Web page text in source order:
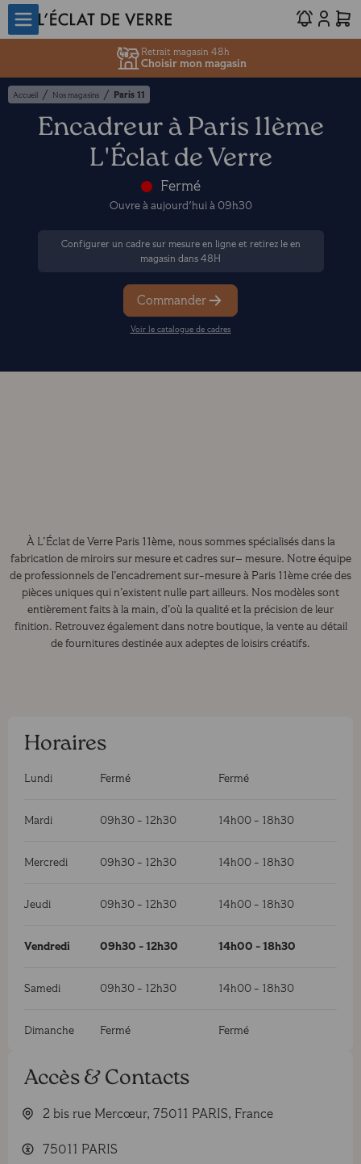
Retrait magasin 48h
Choisir mon magasin
Accueil / Nos magasins / Paris 11
Encadreur à Paris 11ème
L'Éclat de Verre
Fermé
Ouvre à aujourd'hui à 09h30
Configurer un cadre sur mesure en ligne et retirez le en
magasin dans 48H
Commander
Voir le catalogue de cadres
À L’Éclat de Verre Paris 11ème, nous sommes spécialisés dans la
fabrication de miroirs sur mesure et cadres sur– mesure. Notre équipe
de professionnels de l’encadrement sur-mesure à Paris 11ème crée des
pièces uniques qui n’existent nulle part ailleurs. Nos modèles sont
entièrement faits à la main, d’où la qualité et la précision de leur
finition. Retrouvez également dans notre boutique, la vente au détail
de fournitures destinée aux adeptes de loisirs créatifs.
Horaires
Lundi Fermé Fermé
Mardi 09h30 - 12h30 14h00 - 18h30
Mercredi 09h30 - 12h30 14h00 - 18h30
Jeudi 09h30 - 12h30 14h00 - 18h30
Vendredi 09h30 -12h30 14h00 -18h30
Samedi 09h30 - 12h30 14h00 - 18h30
Dimanche Fermé Fermé
Accès & Contacts
2 bis rue Mercœur, 75011 PARIS, France
75011 PARIS